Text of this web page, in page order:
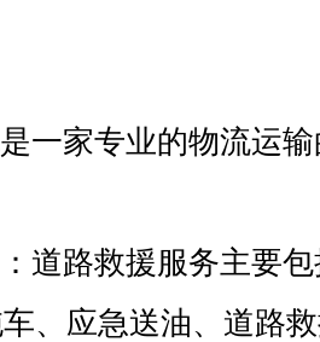
家专业的物流运输
路救援服务主要包
、应急送油、道路